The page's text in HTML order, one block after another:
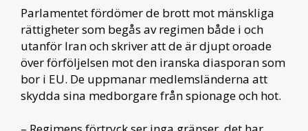
Parlamentet fördömer de brott mot mänskliga
rättigheter som begås av regimen både i och
utanför Iran och skriver att de är djupt oroade
över förföljelsen mot den iranska diasporan som
bor i EU. De uppmanar medlemsländerna att
skydda sina medborgare från spionage och hot.